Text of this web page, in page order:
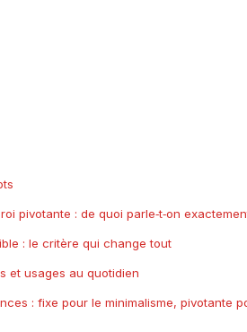
pivotante : de quoi parle‑t‑on
: le critère qui change tout
et usages au quotidien
: fixe pour le minimalisme, pivotante